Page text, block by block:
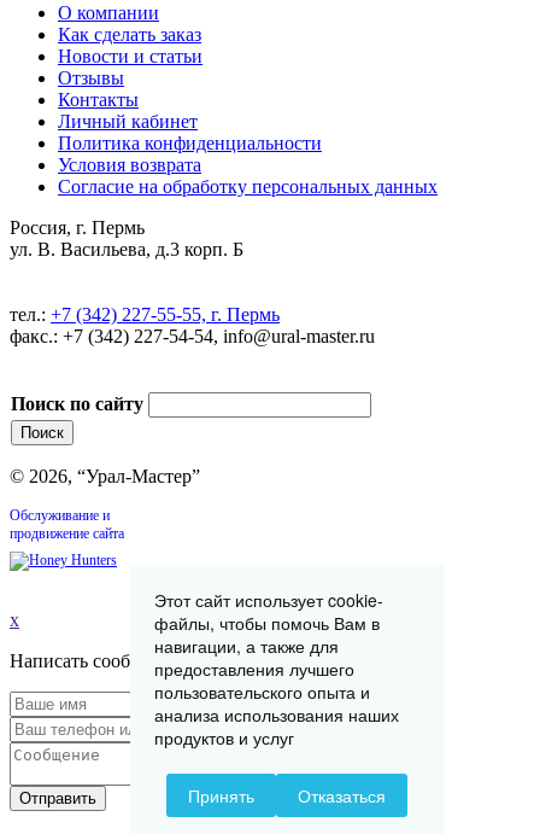
О компании
Как сделать заказ
Новости и статьи
Отзывы
Контакты
Личный кабинет
Политика конфиденциальности
Условия возврата
Согласие на обработку персональных данных
Россия, г. Пермь
ул. В. Васильева, д.3 корп. Б
тел.: +7 (342) 227-55-55, г. Пермь
факс.: +7 (342) 227-54-54, info@ural-master.ru
Поиск по сайту
© 2026, “Урал-Мастер”
Обслуживание и
продвижение сайта
x
Написать сообщение
Отправить
Этот сайт использует cookie-
файлы, чтобы помочь Вам в
навигации, а также для
предоставления лучшего
пользовательского опыта и
анализа использования наших
продуктов и услуг
Принять Отказаться